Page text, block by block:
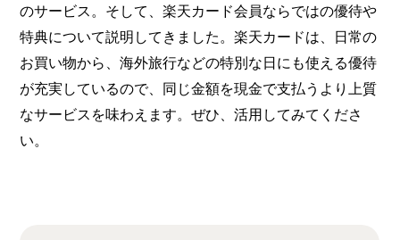
のサービス。そして、楽天カード会員ならではの優待や
特典について説明してきました。楽天カードは、日常の
お買い物から、海外旅行などの特別な日にも使える優待
が充実しているので、同じ金額を現金で支払うより上質
なサービスを味わえます。ぜひ、活用してみてくださ
い。